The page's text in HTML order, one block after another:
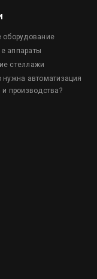
оборудование
аппараты
стеллажи
нужна автоматизация
и производства?